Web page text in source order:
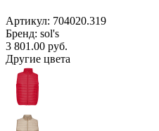
Артикул: 704020.319
Бренд: sol's
3 801.00 руб.
Другие цвета